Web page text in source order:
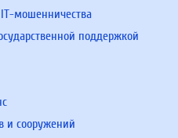
мошенничества
поддержкой
и сооружений